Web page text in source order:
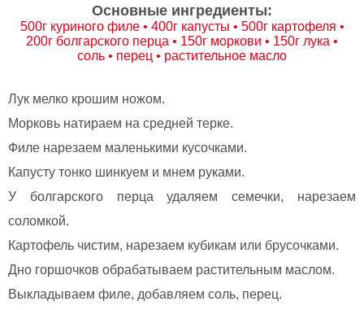
Основные ингредиенты:
500г куриного филе • 400г капусты • 500г картофеля •
200г болгарского перца • 150г моркови • 150г лука •
соль • перец • растительное масло
Лук мелко крошим ножом.
Морковь натираем на средней терке.
Филе нарезаем маленькими кусочками.
Капусту тонко шинкуем и мнем руками.
У болгарского перца удаляем семечки, нарезаем
соломкой.
Картофель чистим, нарезаем кубикам или брусочками.
Дно горшочков обрабатываем растительным маслом.
Выкладываем филе, добавляем соль, перец.